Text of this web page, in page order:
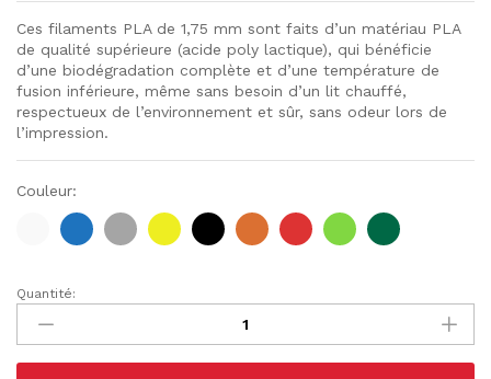
prix :
75.000
à
79.000
Ces filaments PLA de 1,75 mm sont faits d’un matériau PLA
de qualité supérieure (acide poly lactique), qui bénéficie
d’une biodégradation complète et d’une température de
fusion inférieure, même sans besoin d’un lit chauffé,
respectueux de l’environnement et sûr, sans odeur lors de
l’impression.
Couleur:
Filament
PLA
1.75mm
Bobine
Quantité: